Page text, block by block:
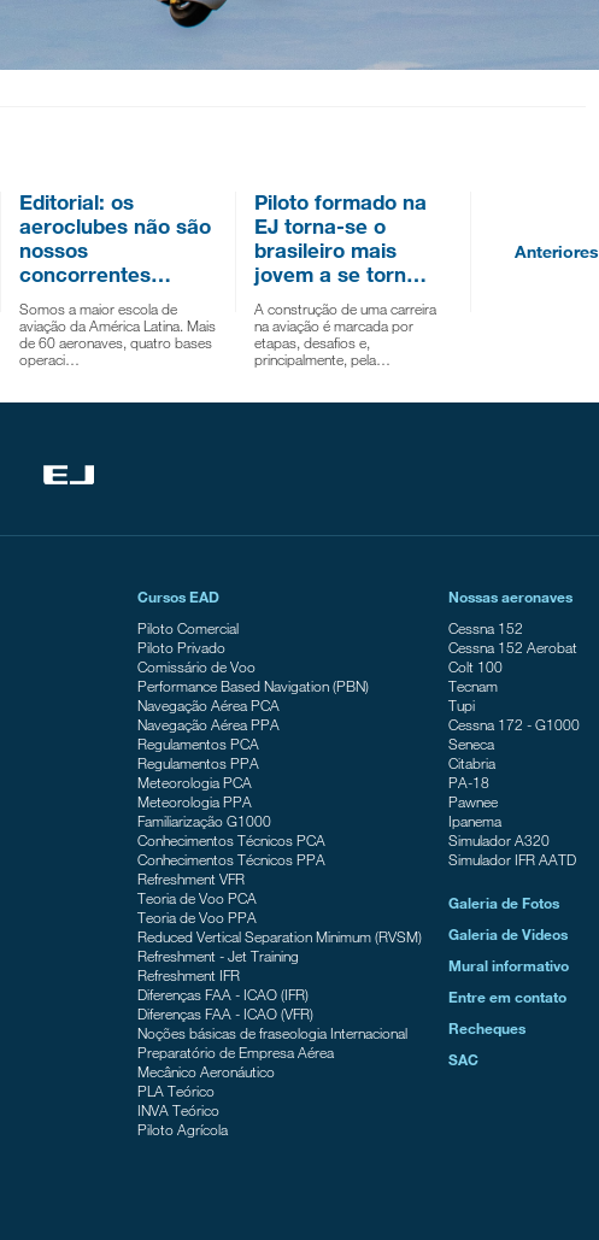
Editorial: os
aeroclubes não são
nossos
concorrentes…
Somos a maior escola de
aviação da América Latina. Mais
de 60 aeronaves, quatro bases
operaci…
Piloto formado na
EJ torna-se o
brasileiro mais
jovem a se torn…
A construção de uma carreira
na aviação é marcada por
etapas, desafios e,
principalmente, pela…
Anteriores
Cursos EAD
Piloto Comercial
Piloto Privado
Comissário de Voo
Performance Based Navigation (PBN)
Navegação Aérea PCA
Navegação Aérea PPA
Regulamentos PCA
Regulamentos PPA
Meteorologia PCA
Meteorologia PPA
Familiarização G1000
Conhecimentos Técnicos PCA
Conhecimentos Técnicos PPA
Refreshment VFR
Teoria de Voo PCA
Teoria de Voo PPA
Reduced Vertical Separation Minimum (RVSM)
Refreshment - Jet Training
Refreshment IFR
Diferenças FAA - ICAO (IFR)
Diferenças FAA - ICAO (VFR)
Noções básicas de fraseologia Internacional
Preparatório de Empresa Aérea
Mecânico Aeronáutico
PLA Teórico
INVA Teórico
Piloto Agrícola
Nossas aeronaves
Cessna 152
Cessna 152 Aerobat
Colt 100
Tecnam
Tupi
Cessna 172 - G1000
Seneca
Citabria
PA-18
Pawnee
Ipanema
Simulador A320
Simulador IFR AATD
Galeria de Fotos
Galeria de Videos
Mural informativo
Entre em contato
Recheques
SAC